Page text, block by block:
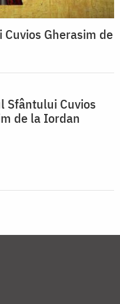
Gherasim de
Sfântului Cuvios
de la Iordan